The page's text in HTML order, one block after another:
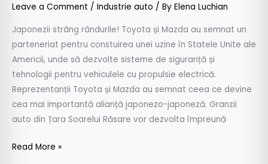
Leave a Comment / Industrie auto / By Elena Luchian
Japonezii strâng rândurile! Toyota și Mazda au semnat un
parteneriat pentru constuirea unei uzine în Statele Unite ale
Americii, unde să dezvolte sisteme de siguranță și
tehnologii pentru vehiculele cu propulsie electrică.
Reprezentanții Toyota și Mazda au semnat ceea ce devine
cea mai importantă alianță japonezo-japoneză. Granzii
auto din Țara Soarelui Răsare vor dezvolta împreună
Read More »